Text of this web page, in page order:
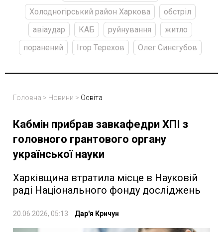
Холодногірський район Харкова
обстріл
авіаудар
КАБ руйнування
житло
поранений
Ігор Терехов Олег Синєгубов
Головна > Новини > Освіта
Кабмін прибрав завкафедри ХПІ з
головного грантового органу
української науки
Харківщина втратила місце в Науковій
раді Національного фонду досліджень
20.06.2026, 05:13 Дар'я Кричун